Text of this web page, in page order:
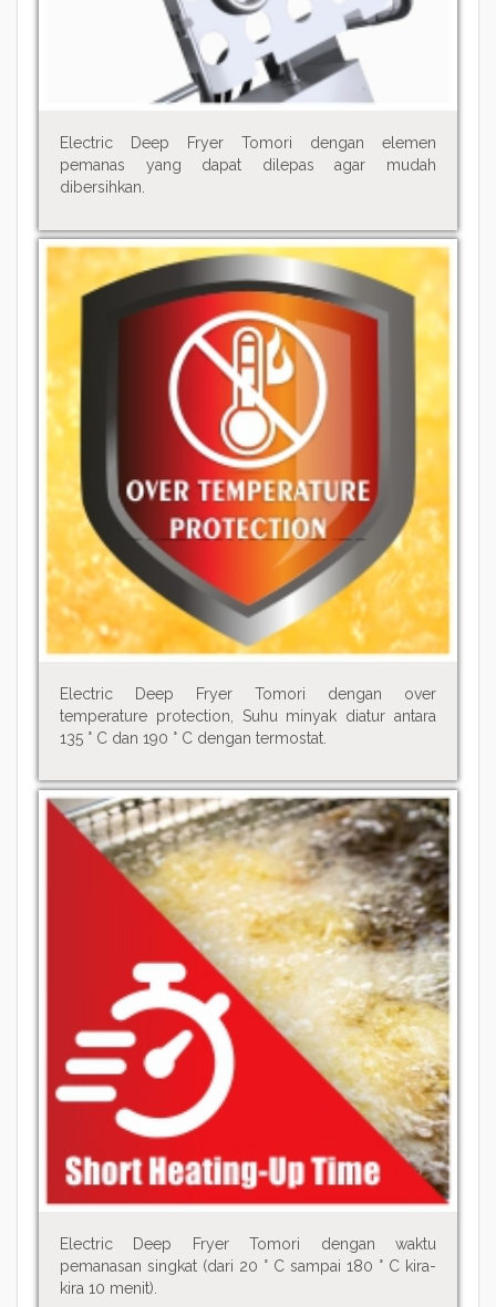
Electric Deep Fryer Tomori dengan elemen
pemanas yang dapat dilepas agar mudah
dibersihkan.
Electric Deep Fryer Tomori dengan over
temperature protection, Suhu minyak diatur antara
135 ° C dan 190 ° C dengan termostat.
Electric Deep Fryer Tomori dengan waktu
pemanasan singkat (dari 20 ° C sampai 180 ° C kira-
kira 10 menit).